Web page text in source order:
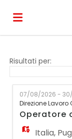
Offerte
di
Carica
Risultati per:
07/08/2026 -
Direzione Lavoro
Operatore
Italia,